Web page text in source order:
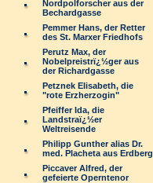
Nordpolforscher aus der
Bechardgasse
Pemmer Hans, der Retter
des St. Marxer Friedhofs
Perutz Max, der
Nobelpreistrï¿½ger aus
der Richardgasse
Petznek Elisabeth, die
"rote Erzherzogin"
Pfeiffer Ida, die
Landstraï¿½er
Weltreisende
Philipp Gunther alias Dr.
med. Placheta aus Erdberg
Piccaver Alfred, der
gefeierte Operntenor